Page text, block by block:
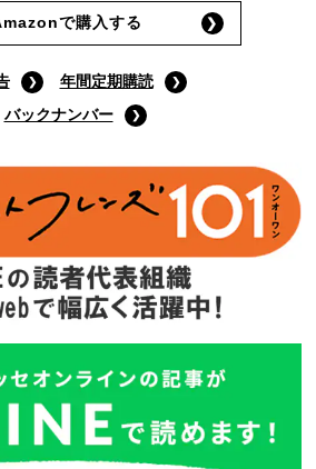
で購入する
年間定期購読
バックナンバー